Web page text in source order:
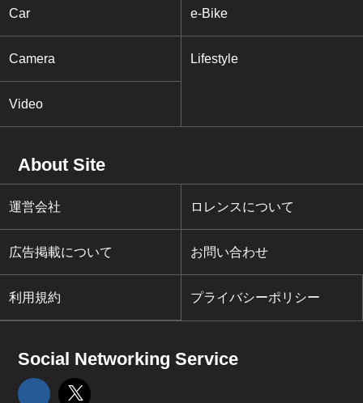
Car e-Bike
Camera Lifestyle
Video
About Site
運営会社 ロレンスについて
広告掲載について お問い合わせ
利用規約 プライバシーポリシー
Social Networking Service